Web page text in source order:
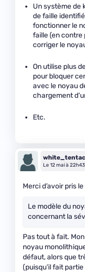
Un système de
de faille
fonctionner le
faille (en contre
corriger le
On utilise plus
pour bloquer
avec le noyau
chargement
Etc.
Le 12 mai à 22h43
Merci d’avoir pris
Le modèle du
concernant la
Pas tout à fait.
noyau
défaut, alors que
(puisqu’il fait